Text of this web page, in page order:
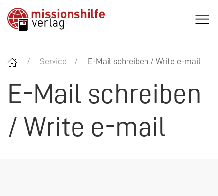
Service E-Mail schreiben / Write e-mail
E-Mail schreiben
/ Write e-mail